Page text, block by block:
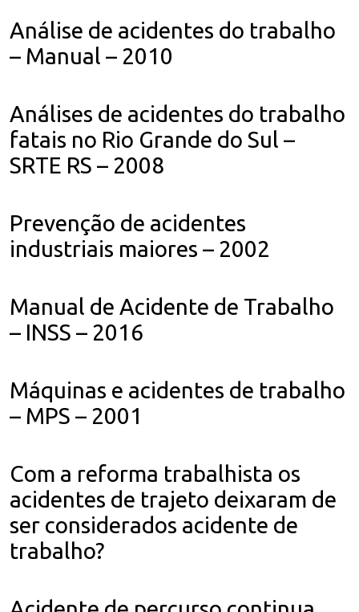
Análise de acidentes do trabalho
– Manual – 2010
Análises de acidentes do trabalho
fatais no Rio Grande do Sul –
SRTE RS – 2008
Prevenção de acidentes
industriais maiores – 2002
Manual de Acidente de Trabalho
– INSS – 2016
Máquinas e acidentes de trabalho
– MPS – 2001
Com a reforma trabalhista os
acidentes de trajeto deixaram de
ser considerados acidente de
trabalho?